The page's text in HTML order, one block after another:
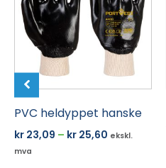
PVC heldyppet hanske
kr 23,09 – kr 25,60 ekskl.
mva
flere
varianter.
Alternativene
velges
på
produktsiden